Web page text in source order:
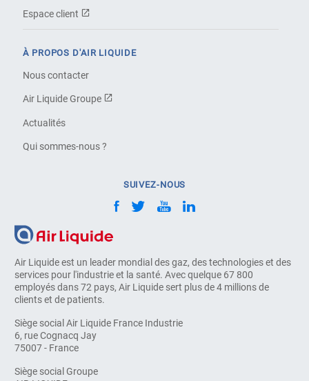
Air Liquide est un leader mondial des gaz, des technologies et des
services pour l'industrie et la santé. Avec quelque 67 800
employés dans 72 pays, Air Liquide sert plus de 4 millions de
clients et de patients.
Siège social Air Liquide France Industrie
6, rue Cognacq Jay
75007 - France
Siège social Groupe
Espace client
À PROPOS D'AIR LIQUIDE
Nous contacter
Air Liquide Groupe
Actualités
Qui sommes-nous ?
SUIVEZ-NOUS